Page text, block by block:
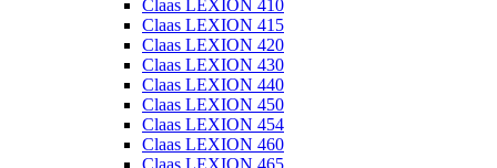
Claas LEXION 410
Claas LEXION 415
Claas LEXION 420
Claas LEXION 430
Claas LEXION 440
Claas LEXION 450
Claas LEXION 454
Claas LEXION 460
Claas LEXION 465